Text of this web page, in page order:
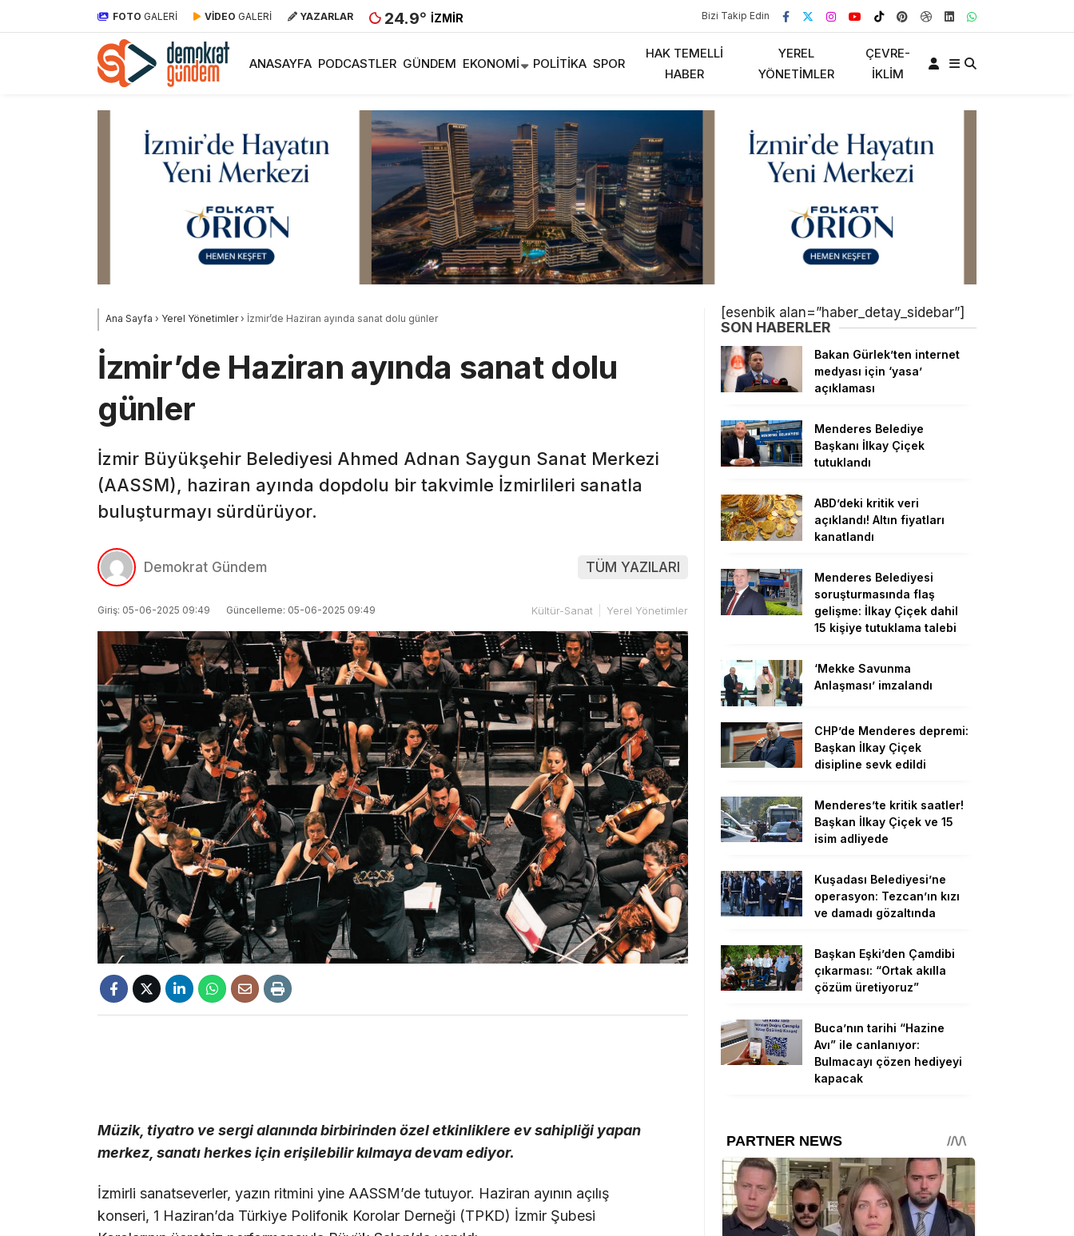
FOTO GALERİ VİDEO GALERİ YAZARLAR 24.9° İZMIR Bizi Takip Edin
ANASAYFA PODCASTLER GÜNDEM EKONOMI POLITIKA SPOR
HAK TEMELLI
HABER
YEREL
YÖNETIMLER
ÇEVRE-
İKLIM
Ana Sayfa › Yerel Yönetimler› İzmir’de Haziran ayında sanat dolu günler
İzmir’de Haziran ayında sanat dolu
günler
İzmir Büyükşehir Belediyesi Ahmed Adnan Saygun Sanat Merkezi
(AASSM), haziran ayında dopdolu bir takvimle İzmirlileri sanatla
buluşturmayı sürdürüyor.
Demokrat Gündem TÜM YAZILARI
Giriş: 05-06-2025 09:49 Güncelleme: 05-06-2025 09:49 Kültür-Sanat Yerel Yönetimler
Müzik, tiyatro ve sergi alanında birbirinden özel etkinliklere ev sahipliği yapan
merkez, sanatı herkes için erişilebilir kılmaya devam ediyor.
İzmirli sanatseverler, yazın ritmini yine AASSM’de tutuyor. Haziran ayının açılış
konseri, 1 Haziran’da Türkiye Polifonik Korolar Derneği (TPKD) İzmir Şubesi
[esenbik alan=”haber_detay_sidebar”]
SON HABERLER
Bakan Gürlek’ten internet
medyası için ‘yasa’
açıklaması
Menderes Belediye
Başkanı İlkay Çiçek
tutuklandı
ABD’deki kritik veri
açıklandı! Altın fiyatları
kanatlandı
Menderes Belediyesi
soruşturmasında flaş
gelişme: İlkay Çiçek dahil
15 kişiye tutuklama talebi
‘Mekke Savunma
Anlaşması’ imzalandı
CHP’de Menderes depremi:
Başkan İlkay Çiçek
disipline sevk edildi
Menderes’te kritik saatler!
Başkan İlkay Çiçek ve 15
isim adliyede
Kuşadası Belediyesi’ne
operasyon: Tezcan’ın kızı
ve damadı gözaltında
Başkan Eşki’den Çamdibi
çıkarması: “Ortak akılla
çözüm üretiyoruz”
Buca’nın tarihi “Hazine
Avı” ile canlanıyor:
Bulmacayı çözen hediyeyi
kapacak